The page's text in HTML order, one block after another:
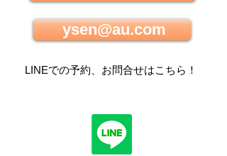
ysen@au.com
LINEでの予約、お問合せはこちら ！